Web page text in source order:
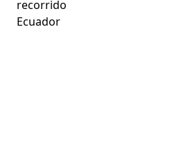
recorrido
Ecuador